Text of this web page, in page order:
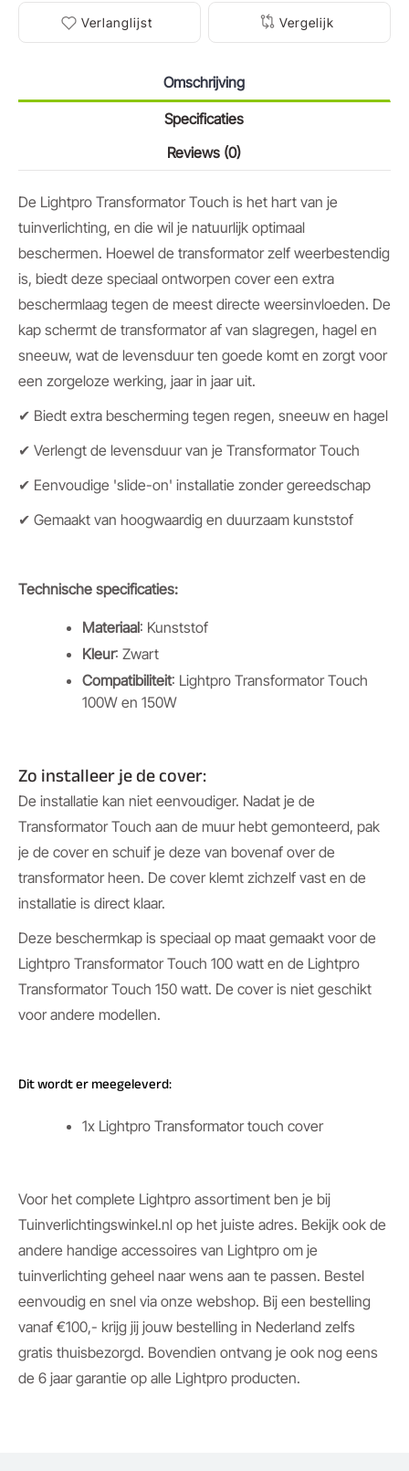
Verlanglijst Vergelijk
Omschrijving
Specificaties
Reviews (0)
De Lightpro Transformator Touch is het hart van je
tuinverlichting, en die wil je natuurlijk optimaal
beschermen. Hoewel de transformator zelf weerbestendig
is, biedt deze speciaal ontworpen cover een extra
beschermlaag tegen de meest directe weersinvloeden. De
kap schermt de transformator af van slagregen, hagel en
sneeuw, wat de levensduur ten goede komt en zorgt voor
een zorgeloze werking, jaar in jaar uit.
✔ Biedt extra bescherming tegen regen, sneeuw en hagel
✔ Verlengt de levensduur van je Transformator Touch
✔ Eenvoudige 'slide-on' installatie zonder gereedschap
✔ Gemaakt van hoogwaardig en duurzaam kunststof
Technische specificaties:
Materiaal: Kunststof
Kleur: Zwart
Compatibiliteit: Lightpro Transformator Touch
100W en 150W
Zo installeer je de cover:
De installatie kan niet eenvoudiger. Nadat je de
Transformator Touch aan de muur hebt gemonteerd, pak
je de cover en schuif je deze van bovenaf over de
transformator heen. De cover klemt zichzelf vast en de
installatie is direct klaar.
Deze beschermkap is speciaal op maat gemaakt voor de
Lightpro Transformator Touch 100 watt en de Lightpro
Transformator Touch 150 watt. De cover is niet geschikt
voor andere modellen.
Dit wordt er meegeleverd:
1x Lightpro Transformator touch cover
Voor het complete Lightpro assortiment ben je bij
Tuinverlichtingswinkel.nl op het juiste adres. Bekijk ook de
andere handige accessoires van Lightpro om je
tuinverlichting geheel naar wens aan te passen. Bestel
eenvoudig en snel via onze webshop. Bij een bestelling
vanaf €100,- krijg jij jouw bestelling in Nederland zelfs
gratis thuisbezorgd. Bovendien ontvang je ook nog eens
de 6 jaar garantie op alle Lightpro producten.